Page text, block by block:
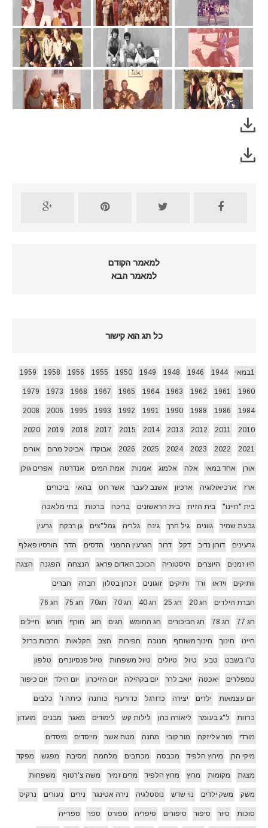
למאמר הקודם
למאמר הבא
כל תג הוא קישור
1במאי 1944
1946
1948
1949
1950
1955
1956
1958
1959
1960
1961
1962
1963
1964
1965
1967
1968
1973
1979
1984
1986
1988
1990
1991
1992
1993
1995
2006
2008
2010
2011
2012
2013
2014
2015
2017
2018
2019
2020
2021
2022
2023
2024
2025
2026 אבוקדו אביטל מרום אורים
אורן אחד במאי אלה אלמוג אמנות אמת המים אנדרטה אפרים גולן
ארז ארכיאולוגיה ארכיון אשנב לעבר אשר רוט בהאי ביכורים
בית "חיינו" בית הזית בית הראשונים בריכה ברכות בתי מלאכה
גבעת שמיר גוונים גיל הרך גינה גלריה גמל"צים גן רבקה גרעין
גרעינים דורון נדיב דקל דרור הגרעין הרומני הדסים הדר הורסיו פאלף
היו זמנים היוצרים היסטוריה הכוכב האדום פראג הנצחה הפגנה הצגה
וותיקים וידאו ורד ותיקים זוגונים זכרון בסלון חברה חברים
חברת הילדים חג 20 חג 25 חג 40 חג 70 חג70 חג 75 חג 76
חג 77 חג 78 חג הביכורים חג החומש חגים חוג חורף חורש חיילים
חיינו חינוך חינוך משותף חנוכה חפירות חצב חקלאות חרבות ברזל
ט"ו בשבט טבע טיול טיולים טיול משפחות טיול פנסיונרים טלפון
טמפלרים יאכטה יואב לרר יום בקהילה יום הזיכרון יום הילד יום כיפור
יום עצמאות ילדים יצירה כדורגל כדורעף כותנה כיתה ו' כלבים
כרזות ל"ג בעומר ליאורה כהן לילות קש לימודים מאגר מבנים מועדון
מורדי מור עליזקה מור קובי מחנה מטה אשר מייסדים מיסדים
מיקי הרן מירוץ הלפיד מכבסה מכתבים מלחמה מסיבה מפגש מפקד
מצגת מקומות מרוץ מרוץ הלפיד מרים זמיר משה צ'רטוף משפחות
משק משק ילדים נוי שדש נוסטלגיה נירה אטינגר נירים נעורים נרקיס
סוכות סיור סיפור סיפורים סיפריה ספורט ספר ספרייה